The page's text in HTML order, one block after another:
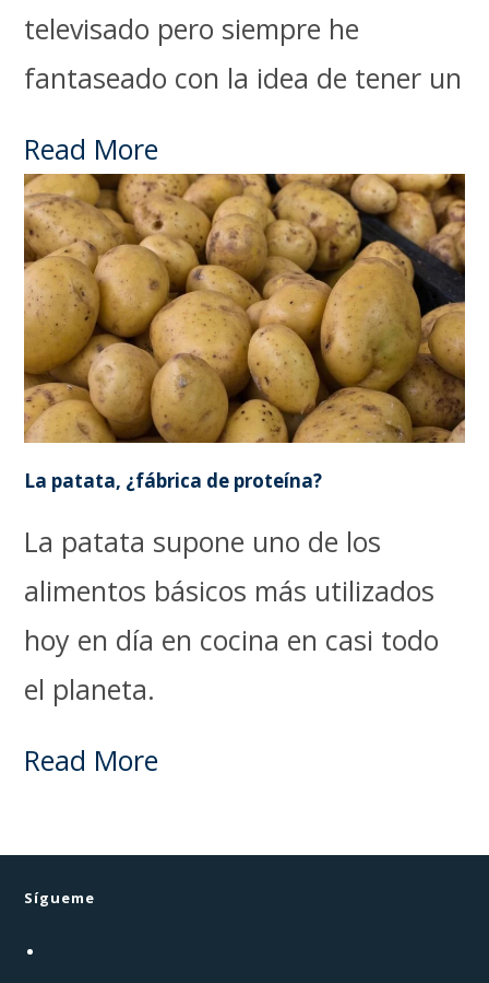
televisado pero siempre he
fantaseado con la idea de tener un
Read More
La patata, ¿fábrica de proteína?
La patata supone uno de los
alimentos básicos más utilizados
hoy en día en cocina en casi todo
el planeta.
Read More
Sígueme